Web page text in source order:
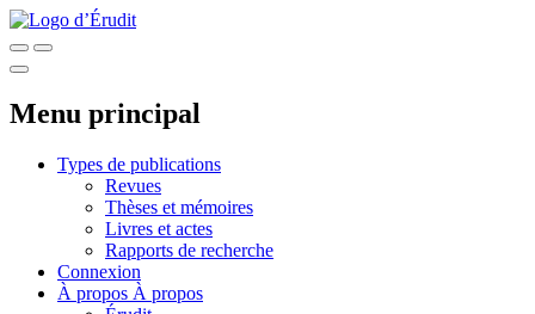
Menu principal
Types de publications
Revues
Thèses et mémoires
Livres et actes
Rapports de recherche
Connexion
À propos À propos